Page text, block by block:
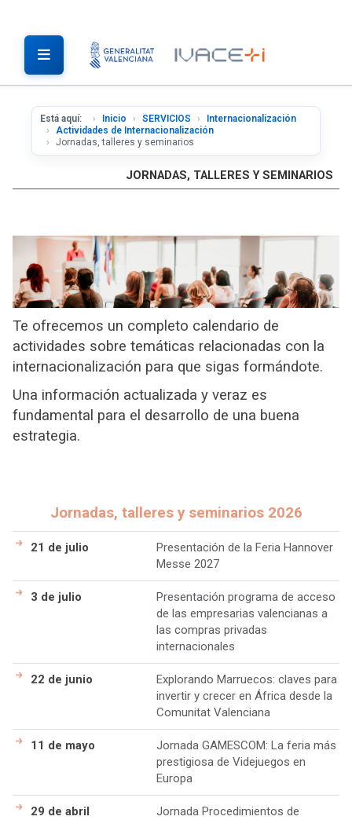
Está aquí: Inicio SERVICIOS
Internacionalización
Actividades de Internacionalización
Jornadas, talleres y seminarios
JORNADAS, TALLERES Y SEMINARIOS
Te ofrecemos un completo calendario de
actividades sobre temáticas relacionadas con la
internacionalización para que sigas formándote.
Una información actualizada y veraz es
fundamental para el desarrollo de una buena
estrategia.
Jornadas, talleres y seminarios 2026
21 de julio
Presentación de la Feria Hannover
Messe 2027
3 de julio
Presentación programa de acceso
de las empresarias valencianas a
las compras privadas
internacionales
22 de junio
Explorando Marruecos: claves para
invertir y crecer en África desde la
Comunitat Valenciana
11 de mayo
Jornada GAMESCOM: La feria más
prestigiosa de Videjuegos en
Europa
29 de abril
Jornada Procedimientos de